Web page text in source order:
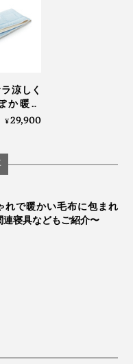
ロラブラウン」
リアルファー並みの立
。
ダブルの3種類。
涼しく
か暖か
け「体圧
™
¥29,900
れで暖かい毛布に包まれ
連寝具などもご紹介〜